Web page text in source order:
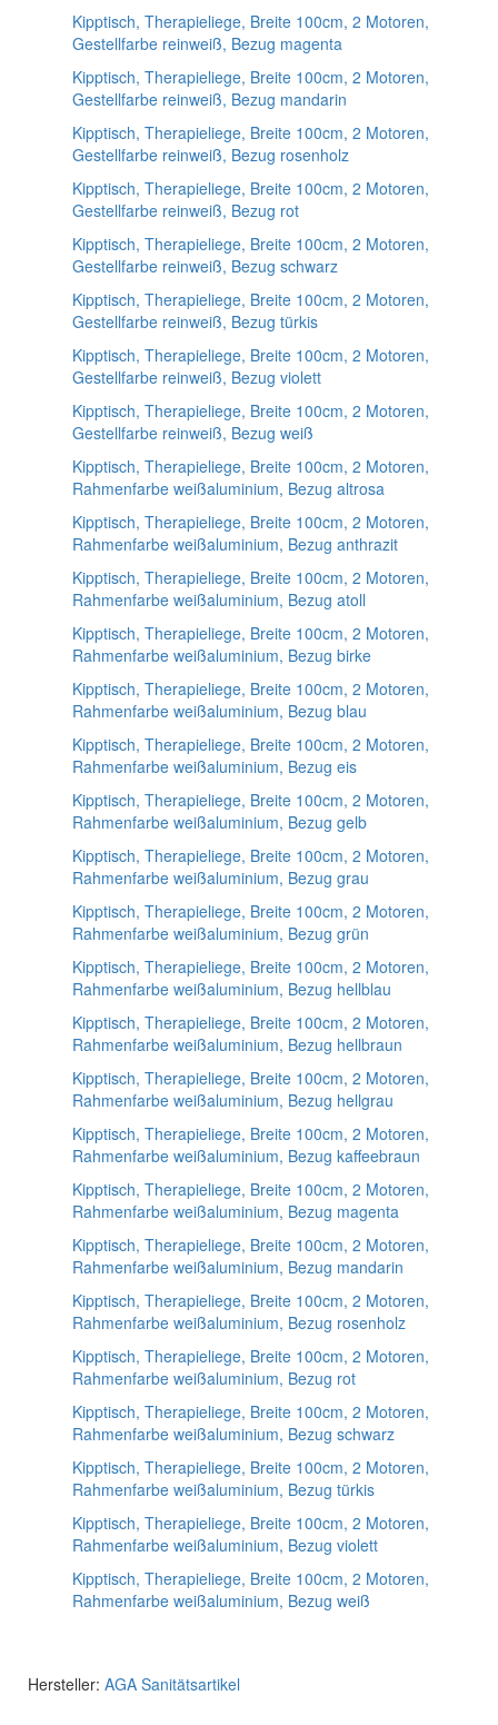
Kipptisch, Therapieliege, Breite 100cm, 2 Motoren,
Gestellfarbe reinweiß, Bezug magenta
Kipptisch, Therapieliege, Breite 100cm, 2 Motoren,
Gestellfarbe reinweiß, Bezug mandarin
Kipptisch, Therapieliege, Breite 100cm, 2 Motoren,
Gestellfarbe reinweiß, Bezug rosenholz
Kipptisch, Therapieliege, Breite 100cm, 2 Motoren,
Gestellfarbe reinweiß, Bezug rot
Kipptisch, Therapieliege, Breite 100cm, 2 Motoren,
Gestellfarbe reinweiß, Bezug schwarz
Kipptisch, Therapieliege, Breite 100cm, 2 Motoren,
Gestellfarbe reinweiß, Bezug türkis
Kipptisch, Therapieliege, Breite 100cm, 2 Motoren,
Gestellfarbe reinweiß, Bezug violett
Kipptisch, Therapieliege, Breite 100cm, 2 Motoren,
Gestellfarbe reinweiß, Bezug weiß
Kipptisch, Therapieliege, Breite 100cm, 2 Motoren,
Rahmenfarbe weißaluminium, Bezug altrosa
Kipptisch, Therapieliege, Breite 100cm, 2 Motoren,
Rahmenfarbe weißaluminium, Bezug anthrazit
Kipptisch, Therapieliege, Breite 100cm, 2 Motoren,
Rahmenfarbe weißaluminium, Bezug atoll
Kipptisch, Therapieliege, Breite 100cm, 2 Motoren,
Rahmenfarbe weißaluminium, Bezug birke
Kipptisch, Therapieliege, Breite 100cm, 2 Motoren,
Rahmenfarbe weißaluminium, Bezug blau
Kipptisch, Therapieliege, Breite 100cm, 2 Motoren,
Rahmenfarbe weißaluminium, Bezug eis
Kipptisch, Therapieliege, Breite 100cm, 2 Motoren,
Rahmenfarbe weißaluminium, Bezug gelb
Kipptisch, Therapieliege, Breite 100cm, 2 Motoren,
Rahmenfarbe weißaluminium, Bezug grau
Kipptisch, Therapieliege, Breite 100cm, 2 Motoren,
Rahmenfarbe weißaluminium, Bezug grün
Kipptisch, Therapieliege, Breite 100cm, 2 Motoren,
Rahmenfarbe weißaluminium, Bezug hellblau
Kipptisch, Therapieliege, Breite 100cm, 2 Motoren,
Rahmenfarbe weißaluminium, Bezug hellbraun
Kipptisch, Therapieliege, Breite 100cm, 2 Motoren,
Rahmenfarbe weißaluminium, Bezug hellgrau
Kipptisch, Therapieliege, Breite 100cm, 2 Motoren,
Rahmenfarbe weißaluminium, Bezug kaffeebraun
Kipptisch, Therapieliege, Breite 100cm, 2 Motoren,
Rahmenfarbe weißaluminium, Bezug magenta
Kipptisch, Therapieliege, Breite 100cm, 2 Motoren,
Rahmenfarbe weißaluminium, Bezug mandarin
Kipptisch, Therapieliege, Breite 100cm, 2 Motoren,
Rahmenfarbe weißaluminium, Bezug rosenholz
Kipptisch, Therapieliege, Breite 100cm, 2 Motoren,
Rahmenfarbe weißaluminium, Bezug rot
Kipptisch, Therapieliege, Breite 100cm, 2 Motoren,
Rahmenfarbe weißaluminium, Bezug schwarz
Kipptisch, Therapieliege, Breite 100cm, 2 Motoren,
Rahmenfarbe weißaluminium, Bezug türkis
Kipptisch, Therapieliege, Breite 100cm, 2 Motoren,
Rahmenfarbe weißaluminium, Bezug violett
Kipptisch, Therapieliege, Breite 100cm, 2 Motoren,
Rahmenfarbe weißaluminium, Bezug weiß
Hersteller: AGA Sanitätsartikel